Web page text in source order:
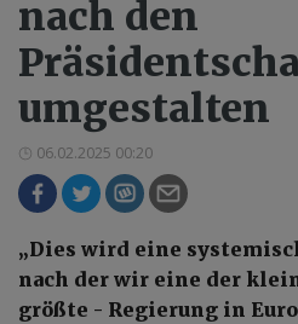
nach den
umgestalten
06.02.2025 00:20
„Dies wird eine
nach der wir eine der
größte - Regierung in